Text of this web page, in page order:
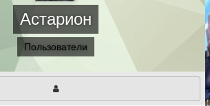
Астарион
Пользователи